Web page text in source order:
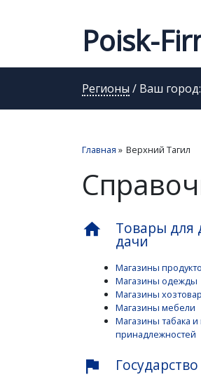
Poisk-
Регионы / Ваш город:
Главная » Верхний Тагил
home Товары для
дачи
Магазины
Магазины одежды
Магазины
Магазины мебели
Магазины табака
принадлежностей
flag Государство